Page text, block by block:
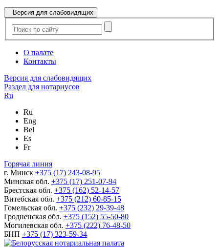
Версия для слабовидящих
О палате
Контакты
Версия для слабовидящих
Раздел для нотариусов
Ru
Ru
Eng
Bel
Es
Fr
Горячая линия
г. Минск +375 (17) 243-08-95
Минская обл. +375 (17) 251-07-94
Брестская обл. +375 (162) 52-14-57
Витебская обл. +375 (212) 60-85-15
Гомельская обл. +375 (232) 29-39-48
Гродненская обл. +375 (152) 55-50-80
Могилевская обл. +375 (222) 76-48-50
БНП +375 (17) 323-59-34